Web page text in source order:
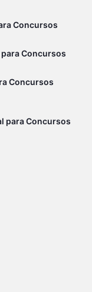
Concursos
Concursos
Concursos
para Concursos